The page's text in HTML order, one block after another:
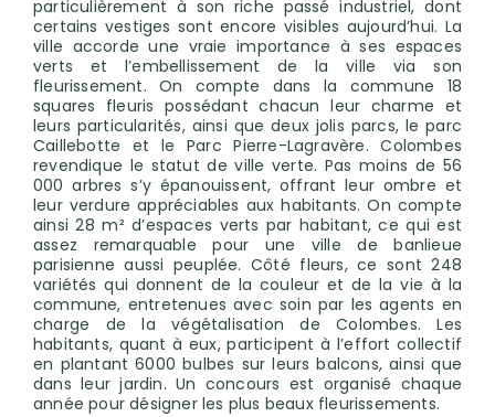
particulièrement à son riche passé industriel, dont
certains vestiges sont encore visibles aujourd’hui. La
ville accorde une vraie importance à ses espaces
verts et l’embellissement de la ville via son
fleurissement. On compte dans la commune 18
squares fleuris possédant chacun leur charme et
leurs particularités, ainsi que deux jolis parcs, le parc
Caillebotte et le Parc Pierre-Lagravère. Colombes
revendique le statut de ville verte. Pas moins de 56
000 arbres s’y épanouissent, offrant leur ombre et
leur verdure appréciables aux habitants. On compte
ainsi 28 m² d’espaces verts par habitant, ce qui est
assez remarquable pour une ville de banlieue
parisienne aussi peuplée. Côté fleurs, ce sont 248
variétés qui donnent de la couleur et de la vie à la
commune, entretenues avec soin par les agents en
charge de la végétalisation de Colombes. Les
habitants, quant à eux, participent à l’effort collectif
en plantant 6000 bulbes sur leurs balcons, ainsi que
dans leur jardin. Un concours est organisé chaque
année pour désigner les plus beaux fleurissements.